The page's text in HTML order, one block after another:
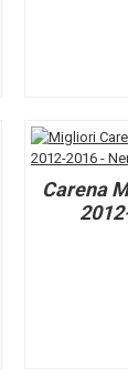
Carena